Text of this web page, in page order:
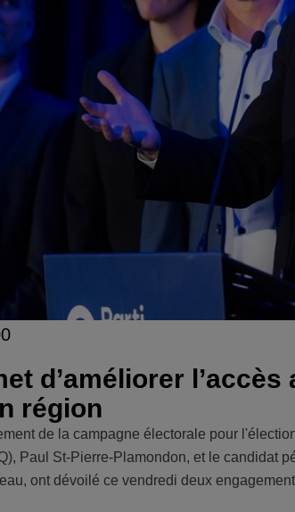
d’améliorer
région
de la campagne électorale pour
Paul St-Pierre-Plamondon, et le candidat
ont dévoilé ce vendredi deux